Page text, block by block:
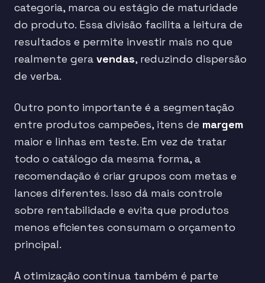
categoria, marca ou estágio de maturidade
do produto. Essa divisão facilita a leitura de
resultados e permite investir mais no que
realmente gera vendas, reduzindo dispersão
de verba.
Outro ponto importante é a segmentação
entre produtos campeões, itens de margem
maior e linhas em teste. Em vez de tratar
todo o catálogo da mesma forma, a
recomendação é criar grupos com metas e
lances diferentes. Isso dá mais controle
sobre rentabilidade e evita que produtos
menos eficientes consumam o orçamento
principal.
A otimização contínua também é parte